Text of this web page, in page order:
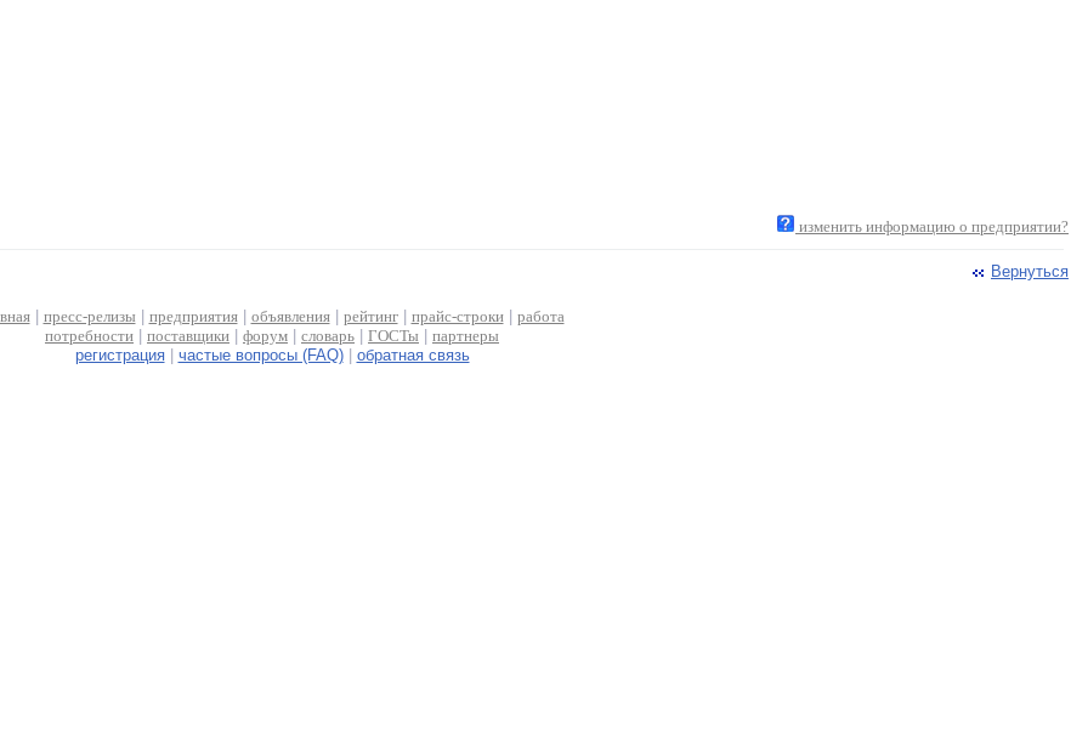
изменить информацию о предприятии?
Вернуться
| пресс-релизы предприятия| объявления| рейтинг| прайс-строки| работа
потребности
поставщики форум словарь ГОСТы
партнеры
регистрация| частые вопросы (FAQ)| обратная связь